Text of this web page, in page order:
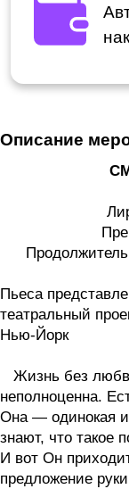
Описание
Пьеса
театральный
Нью-Йорк
Жизнь без
неполноценна.
Она — одинокая
знают, что такое
И вот Он
предложение